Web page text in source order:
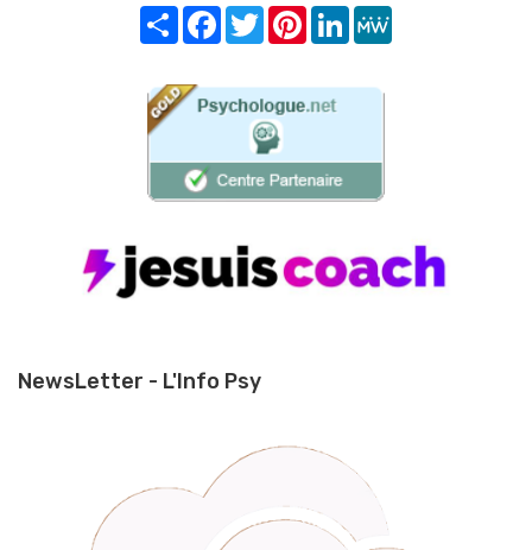
Share FacebookTwitterPinterest
LinkedIn
NewsLetter - L'Info Psy